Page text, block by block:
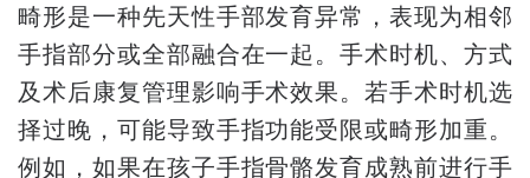
畸形是一种先天性手部发育异常，表现为相邻
手指部分或全部融合在一起。手术时机、方式
及术后康复管理影响手术效果。若手术时机选
择过晚，可能导致手指功能受限或畸形加重。
例如，如果在孩子手指骨骼发育成熟前进行手